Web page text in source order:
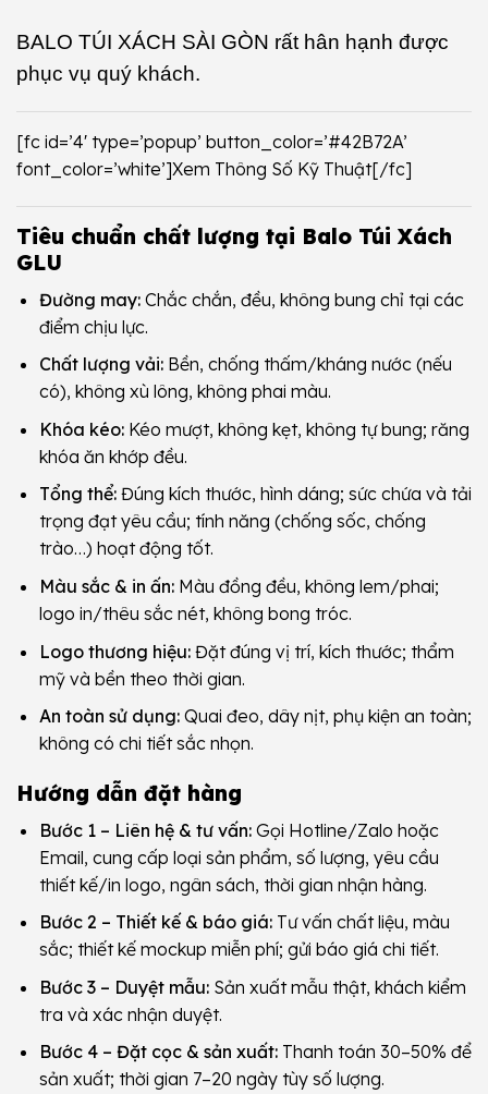
BALO TÚI XÁCH SÀI GÒN rất hân hạnh được
phục vụ quý khách.
[fc id=’4′ type=’popup’ button_color=’#42B72A’
font_color=’white’]Xem Thông Số Kỹ Thuật[/fc]
Tiêu chuẩn chất lượng tại Balo Túi Xách
GLU
Đường may:Chắc chắn, đều, không bung chỉ tại các
điểm chịu lực.
Chất lượng vải:Bền, chống thấm/kháng nước (nếu
có), không xù lông, không phai màu.
Khóa kéo:Kéo mượt, không kẹt, không tự bung; răng
khóa ăn khớp đều.
Tổng thể:Đúng kích thước, hình dáng; sức chứa và tải
trọng đạt yêu cầu; tính năng (chống sốc, chống
trào…) hoạt động tốt.
Màu sắc & in ấn:Màu đồng đều, không lem/phai;
logo in/thêu sắc nét, không bong tróc.
Logo thương hiệu:Đặt đúng vị trí, kích thước; thẩm
mỹ và bền theo thời gian.
An toàn sử dụng:Quai đeo, dây nịt, phụ kiện an toàn;
không có chi tiết sắc nhọn.
Hướng dẫn đặt hàng
Bước 1 – Liên hệ & tư vấn:Gọi Hotline/Zalo hoặc
Email, cung cấp loại sản phẩm, số lượng, yêu cầu
thiết kế/in logo, ngân sách, thời gian nhận hàng.
Bước 2 – Thiết kế & báo giá:Tư vấn chất liệu, màu
sắc; thiết kế mockup miễn phí; gửi báo giá chi tiết.
Bước 3 – Duyệt mẫu:Sản xuất mẫu thật, khách kiểm
tra và xác nhận duyệt.
Bước 4 – Đặt cọc & sản xuất:Thanh toán 30–50% để
sản xuất; thời gian 7–20 ngày tùy số lượng.